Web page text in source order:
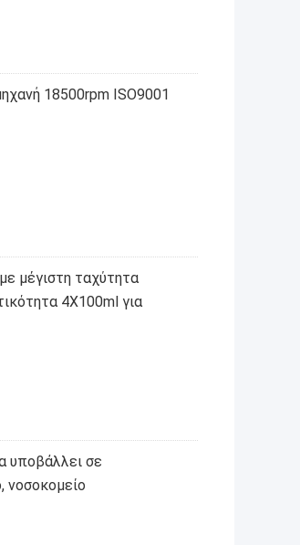
18500rpm ISO9001
μέγιστη ταχύτητα
4X100ml για
υποβάλλει σε
νοσοκομείο